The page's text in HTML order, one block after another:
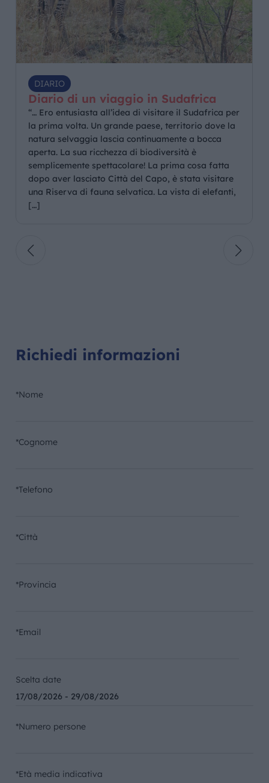
DIARIO
Diario di un viaggio in Sudafrica
“… Ero entusiasta all’idea di visitare il Sudafrica per
la prima volta. Un grande paese, territorio dove la
natura selvaggia lascia continuamente a bocca
aperta. La sua ricchezza di biodiversità è
semplicemente spettacolare! La prima cosa fatta
dopo aver lasciato Città del Capo, è stata visitare
una Riserva di fauna selvatica. La vista di elefanti,
[…]
Richiedi informazioni
*Nome
*Cognome
*Telefono
*Città
*Provincia
*Email
Scelta date
*Numero persone
*Età media indicativa